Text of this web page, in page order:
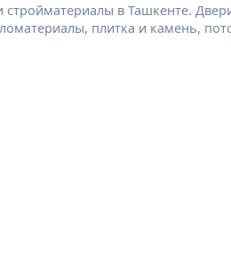
стройматериалы в Ташкенте.
плитка и камень,